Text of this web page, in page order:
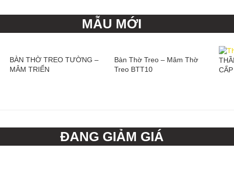
MẪU MỚI
BÀN THỜ TREO TƯỜNG –
MÂM TRIỂN
Bàn Thờ Treo – Mâm Thờ
Treo BTT10
ĐANG GIẢM GIÁ